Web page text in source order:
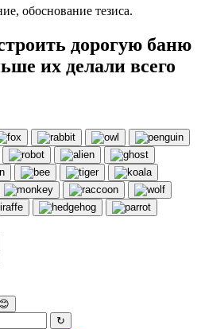
обоснование тезиса.
дорогую баню
их делали всего
😊
↻